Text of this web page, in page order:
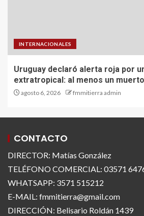
INTERNACIONALES
Uruguay declaró alerta roja por
extratropical: al menos un muerto
agosto 6, 2026 fmmitierra admin
CONTACTO
DIRECTOR: Matías González
TELÉFONO COMERCIAL: 03571
WHATSAPP: 3571 515212
E-MAIL: fmmitierra@gmail.com
DIRECCIÓN: Belisario Roldán 1439